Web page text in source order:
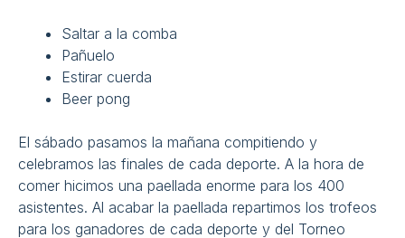
Saltar a la comba
Pañuelo
Estirar cuerda
Beer pong
El sábado pasamos la mañana compitiendo y
celebramos las finales de cada deporte. A la hora de
comer hicimos una paellada enorme para los 400
asistentes. Al acabar la paellada repartimos los trofeos
para los ganadores de cada deporte y del Torneo